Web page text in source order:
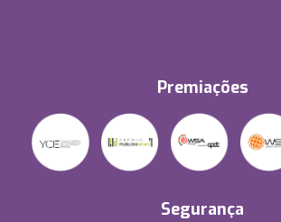
Premiações
Segurança